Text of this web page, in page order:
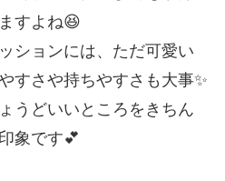
すよね😆
ションには、ただ可愛い
すさや持ちやすさも大事✨
うどいいところをきちん
象です💕